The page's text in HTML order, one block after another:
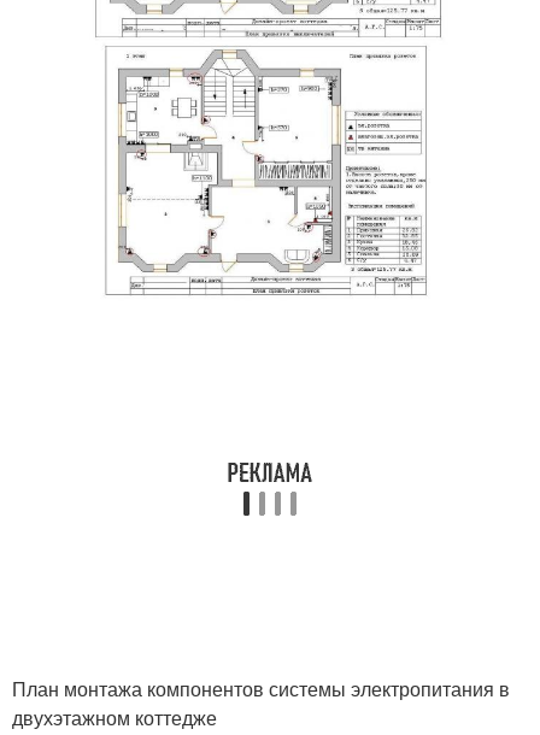
План монтажа компонентов системы электропитания в
двухэтажном коттедже